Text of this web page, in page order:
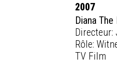
2007
Diana
Directeur:
Rôle:
TV Film